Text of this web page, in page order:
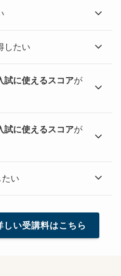
したい
試に使えるスコアが
試に使えるスコアが
たい
しい受講料はこちら